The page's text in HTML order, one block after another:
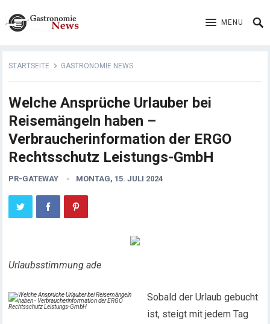
MENU
STARTSEITE GASTRONOMIE NEWS
Welche Ansprüche Urlauber bei
Reisemängeln haben –
Verbraucherinformation der ERGO
Rechtsschutz Leistungs-GmbH
PR-GATEWAY MONTAG, 15. JULI 2024
Urlaubsstimmung ade
Sobald der Urlaub gebucht
ist, steigt mit jedem Tag